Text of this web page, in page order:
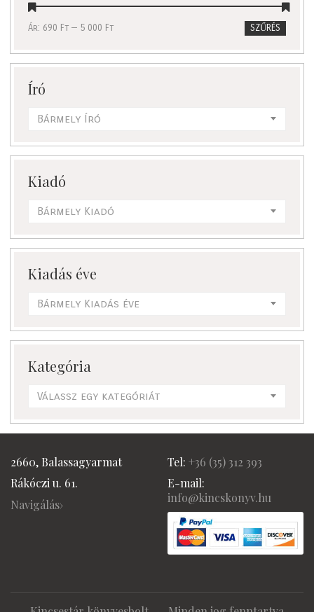
SZŰRÉS
Ár: 690 Ft — 5 000 Ft
Író
Bármely Író
Kiadó
Bármely Kiadó
Kiadás éve
Bármely Kiadás éve
Kategória
Válassz egy kategóriát
2660, Balassagyarmat
Rákóczi u. 61.
Navigálás›
Tel: +36 (35) 312 393
E-mail:
info@kincskonyv.hu